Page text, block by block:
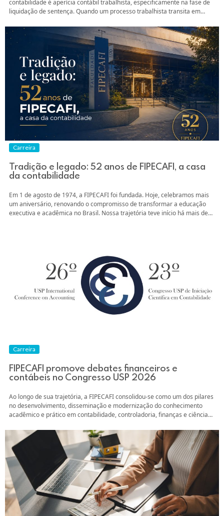
contabilidade é aperícia contábil trabalhista, especificamente na fase de
liquidação de sentença. Quando um processo trabalhista transita em
determina que os direitos reconhecidos na sentença sejamtransformados
em valores monetários. É exatamente nesse...
Carreira
Tradição e legado: 52 anos de FIPECAFI, a casa
da contabilidade
Em 1 de agosto de 1974, a FIPECAFI foi fundada. Hoje, celebramos mais
um aniversário, renovando o compromisso de transformar a educação
executiva e acadêmica no Brasil. Nossa trajetória teve início há mais de
Carreira
FIPECAFI promove debates financeiros e
contábeis no Congresso USP 2026
Ao longo de sua trajetória, a FIPECAFI consolidou-se como um dos pilares
no desenvolvimento, disseminação e modernização do conhecimento
acadêmico e prático em contabilidade, controladoria, finanças e ciências
Contabilidade e Atuária da Faculdade de Economia, Administração,
Contabilidade e Atuária da Universidade de São Paulo, a...